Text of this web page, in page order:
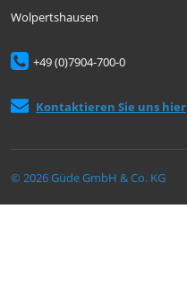
Wolpertshausen
+49 (0)7904-700-0
Kontaktieren Sie uns hier
© 2026 Güde GmbH & Co. KG